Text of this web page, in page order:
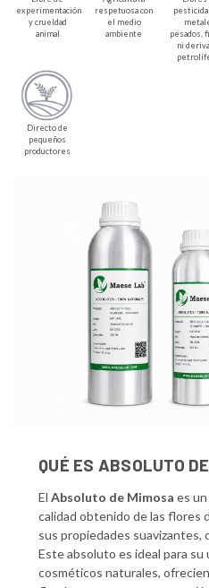
experimentación
y crueldad
animal
respetuosa con
el medio
ambiente
pesados,
ni
Directo de
pequeños
productores
QUÉ ES ABSOLUTO
El Absoluto de Mimosa es
calidad obtenido de las flores
sus propiedades suavizantes,
Este absoluto es ideal para
cosméticos naturales,